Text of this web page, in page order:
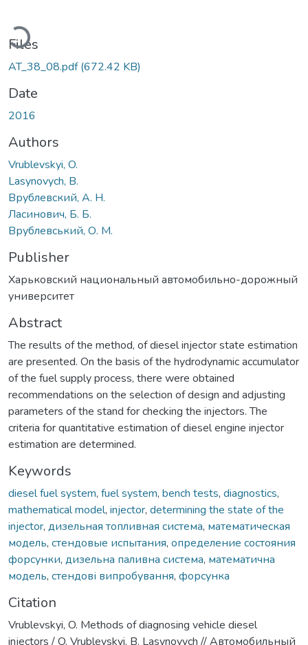
Files
AT_38_08.pdf(672.42 KB)
Date
2016
Authors
Vrublevskyi, O.
Lasynovych, B.
Врублевский, А. Н.
Ласинович, Б. Б.
Врублевський, О. М.
Publisher
Харьковский национальный автомобильно-дорожный
университет
Abstract
The results of the method, of diesel injector state estimation
are presented. On the basis of the hydrodynamic accumulator
of the fuel supply process, there were obtained
recommendations on the selection of design and adjusting
parameters of the stand for checking the injectors. The
criteria for quantitative estimation of diesel engine injector
estimation are determined.
Keywords
diesel fuel system, fuel system, bench tests, diagnostics,
mathematical model, injector, determining the state of the
injector, дизельная топливная система, математическая
модель, стендовые испытания, определение состояния
форсунки, дизельна паливна система, математична
модель, стендові випробування, форсунка
Citation
Vrublevskyi, O. Methods of diagnosing vehicle diesel
injectors / O. Vrublevskyi, B. Lasynovych // Автомобильный